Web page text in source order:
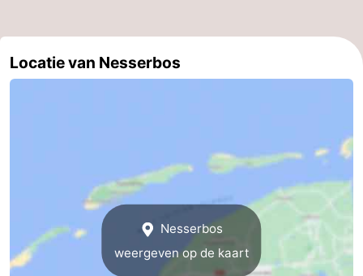
Musea
-
Uitkijkpunten
Attracties
-
Locatie van Nesserbos
Nesserbos
weergeven op de kaart